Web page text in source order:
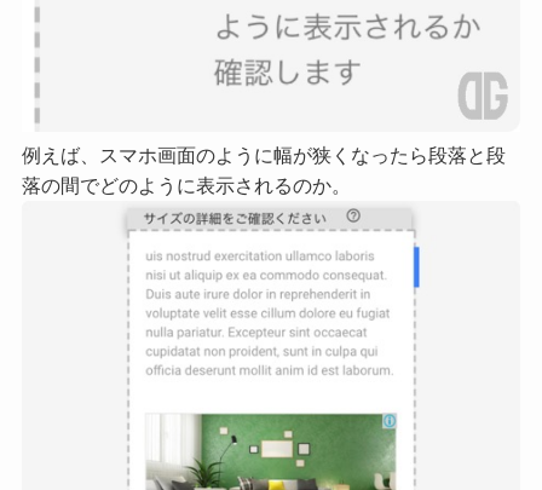
例えば、スマホ画面のように幅が狭くなったら段落と段
落の間でどのように表示されるのか。